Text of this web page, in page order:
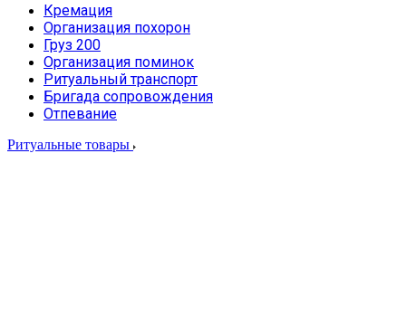
Кремация
Организация похорон
Груз 200
Организация поминок
Ритуальный транспорт
Бригада сопровождения
Отпевание
Ритуальные товары